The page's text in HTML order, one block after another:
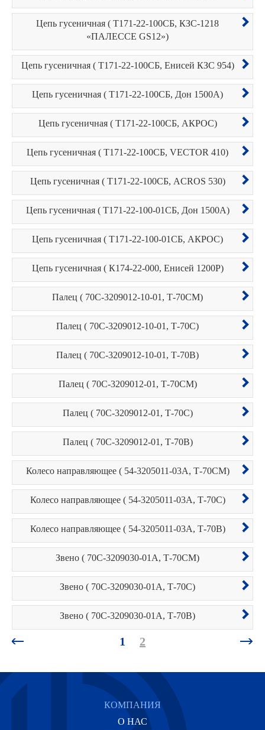
Цепь гусеничная ( Т171-22-100СБ, КЗС-1218
«ПАЛЕССЕ GS12»)
Цепь гусеничная ( Т171-22-100СБ, Енисей КЗС 954)
Цепь гусеничная ( Т171-22-100СБ, Дон 1500А)
Цепь гусеничная ( Т171-22-100СБ, АКРОС)
Цепь гусеничная ( Т171-22-100СБ, VECTOR 410)
Цепь гусеничная ( Т171-22-100СБ, ACROS 530)
Цепь гусеничная ( Т171-22-100-01СБ, Дон 1500А)
Цепь гусеничная ( Т171-22-100-01СБ, АКРОС)
Цепь гусеничная ( К174-22-000, Енисей 1200Р)
Палец ( 70С-3209012-10-01, Т-70СМ)
Палец ( 70С-3209012-10-01, Т-70С)
Палец ( 70С-3209012-10-01, Т-70В)
Палец ( 70С-3209012-01, Т-70СМ)
Палец ( 70С-3209012-01, Т-70С)
Палец ( 70С-3209012-01, Т-70В)
Колесо направляющее ( 54-3205011-03А, Т-70СМ)
Колесо направляющее ( 54-3205011-03А, Т-70С)
Колесо направляющее ( 54-3205011-03А, Т-70В)
Звено ( 70С-3209030-01А, Т-70СМ)
Звено ( 70С-3209030-01А, Т-70С)
Звено ( 70С-3209030-01А, Т-70В)
1 2
КОМПАНИЯ
О НАС